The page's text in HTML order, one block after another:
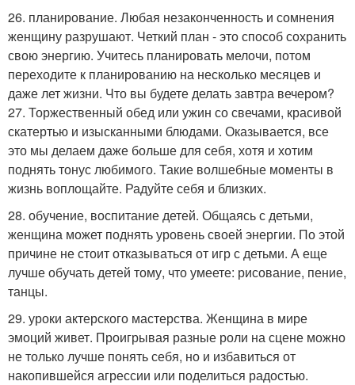
26. планирование. Любая незаконченность и сомнения
женщину разрушают. Четкий план - это способ сохранить
свою энергию. Учитесь планировать мелочи, потом
переходите к планированию на несколько месяцев и
даже лет жизни. Что вы будете делать завтра вечером?
27. Торжественный обед или ужин со свечами, красивой
скатертью и изысканными блюдами. Оказывается, все
это мы делаем даже больше для себя, хотя и хотим
поднять тонус любимого. Такие волшебные моменты в
жизнь воплощайте. Радуйте себя и близких.
28. обучение, воспитание детей. Общаясь с детьми,
женщина может поднять уровень своей энергии. По этой
причине не стоит отказываться от игр с детьми. А еще
лучше обучать детей тому, что умеете: рисование, пение,
танцы.
29. уроки актерского мастерства. Женщина в мире
эмоций живет. Проигрывая разные роли на сцене можно
не только лучше понять себя, но и избавиться от
накопившейся агрессии или поделиться радостью.